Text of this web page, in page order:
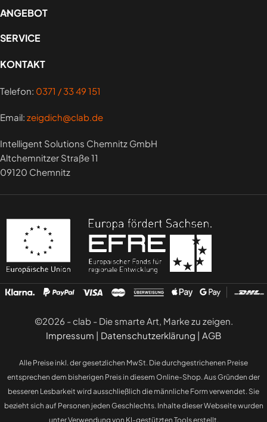
ANGEBOT
SERVICE
KONTAKT
Telefon: 0371 / 33 49 151
Email: zeigdich@clab.de
Intelligent Solutions Chemnitz GmbH
Altchemnitzer Straße 11
09120 Chemnitz
©2026 - clab - Die smarte Art, Marke zu zeigen.
Impressum | Datenschutzerklärung | AGB
Alle Preise inkl. der gesetzlichen MwSt. Die durchgestrichenen Preise
entsprechen dem bisherigen Preis in diesem Online-Shop. Aus Gründen der
besseren Lesbarkeit wird ausschließlich die männliche Form verwendet. Sie
bezieht sich auf Personen jeden Geschlechts. Inhalte dieser Webseite wurden
unter Verwendung von KI-gestützten Tools erstellt.